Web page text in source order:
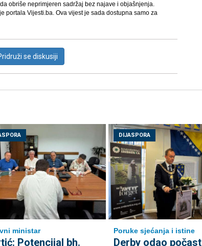
obriše neprimjeren sadržaj bez najave i objašnjenja.
portala Vijesti.ba. Ova vijest je sada dostupna samo za
se diskusiji
ministar
Potencijal bh.
DIJASPORA
Poruke sjećanja i istine
Derby odao počast